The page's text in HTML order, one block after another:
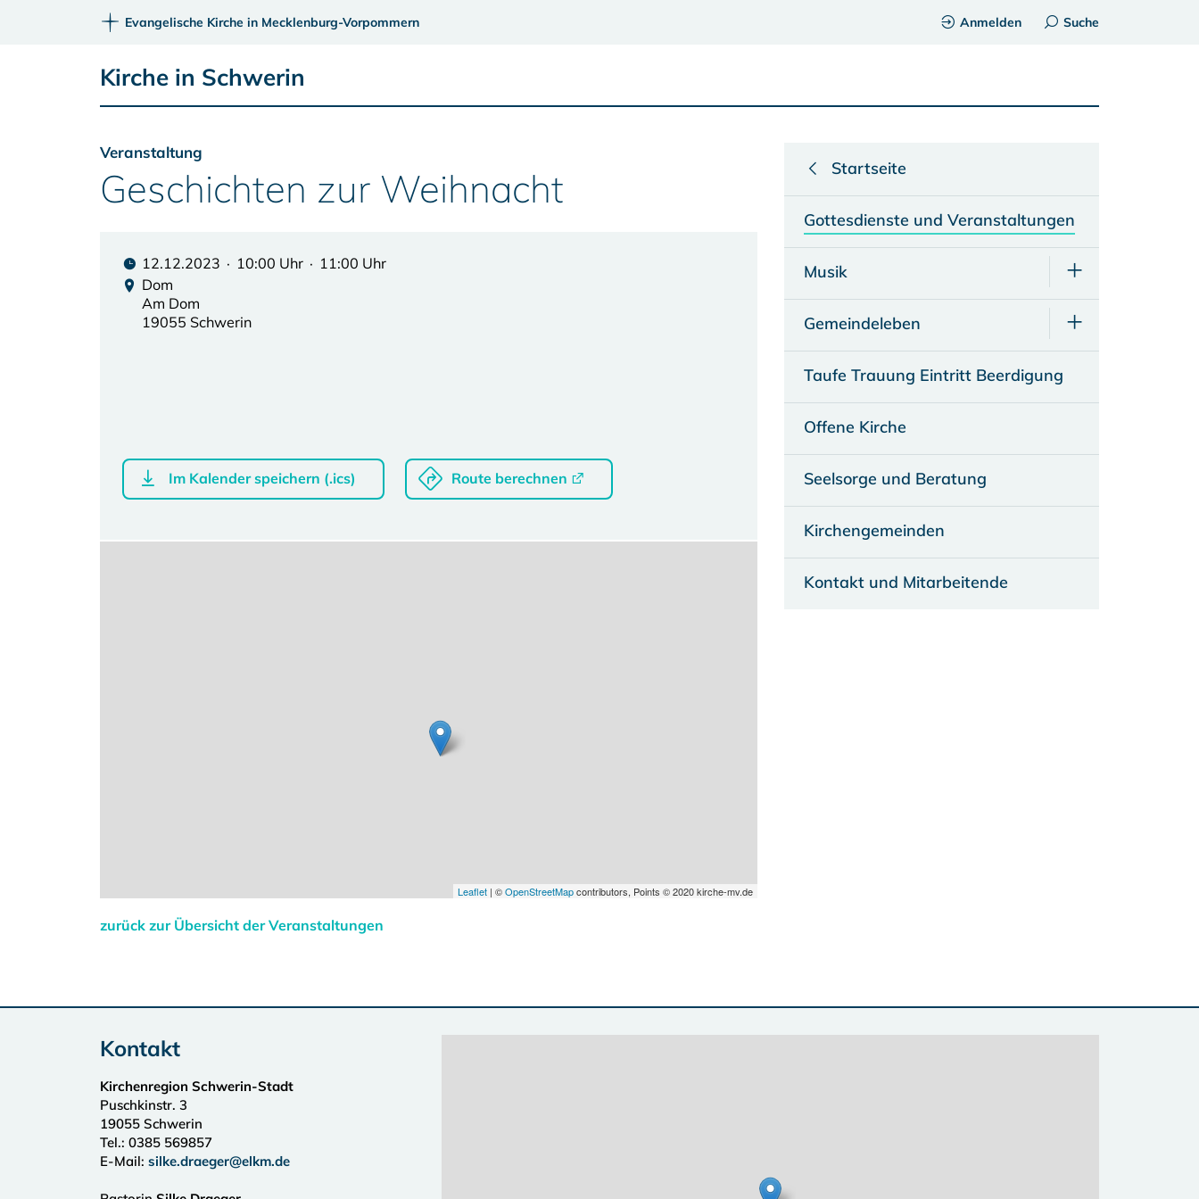
Evangelische Kirche in Mecklenburg-Vorpommern Anmelden Suche
Kirche in Schwerin
Veranstaltung
Geschichten zur Weihnacht
12.12.2023 · 10:00 Uhr · 11:00 Uhr
Dom
Am Dom
19055 Schwerin
Im Kalender speichern (.ics) Route berechnen
Leaflet| ©OpenStreetMapcontributors, Points © 2020 kirche-mv.de
zurück zur Übersicht der Veranstaltungen
Startseite
Gottesdienste und Veranstaltungen
Musik
Gemeindeleben
Taufe Trauung Eintritt Beerdigung
Offene Kirche
Seelsorge und Beratung
Kirchengemeinden
Kontakt und Mitarbeitende
Kontakt
Kirchenregion Schwerin-Stadt
Puschkinstr. 3
19055 Schwerin
Tel.: 0385 569857
E-Mail: silke.draeger@elkm.de